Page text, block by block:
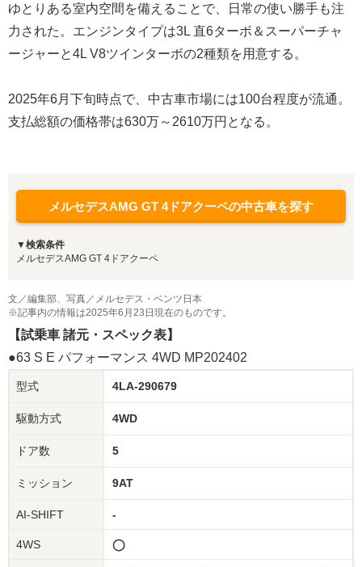
ゆとりある室内空間を備えることで、日常の使い勝手も注
力された。エンジンタイプは3L 直6ターボ＆スーパーチャ
ージャーと4L V8ツインターボの2種類を用意する。
2025年6月下旬時点で、中古車市場には100台程度が流通。
支払総額の価格帯は630万～2610万円となる。
メルセデスAMG GT 4ドアクーペの中古車を探す
▼検索条件
メルセデスAMG GT 4ドアクーペ
文／編集部、写真／メルセデス・ベンツ日本
※記事内の情報は2025年6月23日現在のものです。
【試乗車 諸元・スペック表】
●63 S E パフォーマンス 4WD MP202402
型式 4LA-290679
駆動方式 4WD
ドア数 5
ミッション 9AT
AI-SHIFT -
4WS ◯